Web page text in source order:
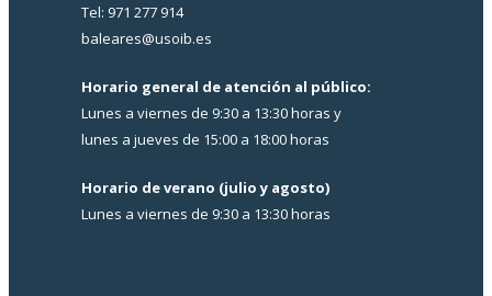
Tel: 971 277 914
baleares@usoib.es
Horario general de atención al público:
Lunes a viernes de 9:30 a 13:30 horas y
lunes a jueves de 15:00 a 18:00 horas
Horario de verano (julio y agosto)
Lunes a viernes de 9:30 a 13:30 horas